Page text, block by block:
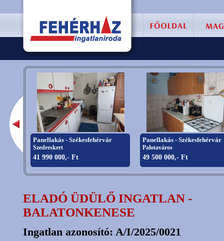
Panellakás - Székesfehérvár
Szedreskert
41 990 000,- Ft
Panellakás - Székesfehérvár
Palotaváros
49 500 000,- Ft
ELADÓ ÜDÜLŐ INGATLAN -
BALATONKENESE
Ingatlan azonosító: A/I/2025/0021